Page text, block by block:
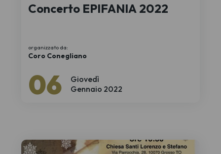
Giovedì
06 Gennaio 2022
Concerto EPIFANIA 2022
organizzato da:
Coro Conegliano